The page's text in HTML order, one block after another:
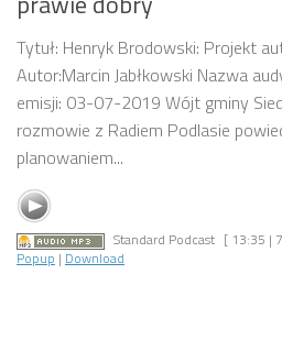
Tytuł: Henryk Brodowski: Projekt
Autor:Marcin Jabłkowski Nazwa
emisji: 03-07-2019 Wójt gminy
rozmowie z Radiem Podlasie
planowaniem...
Standard Podcast [ 13:35 |
Popup | Download